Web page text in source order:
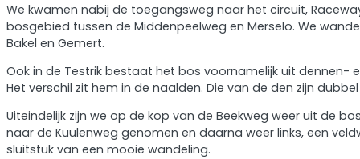
We kwamen nabij de toegangsweg naar het circuit,
bosgebied tussen de Middenpeelweg en Merselo. We
Bakel en Gemert.
Ook in de Testrik bestaat het bos voornamelijk uit dennen-
Het verschil zit hem in de naalden. Die van de den zijn
Uiteindelijk zijn we op de kop van de Beekweg weer uit de
naar de Kuulenweg genomen en daarna weer links, een
sluitstuk van een mooie wandeling.